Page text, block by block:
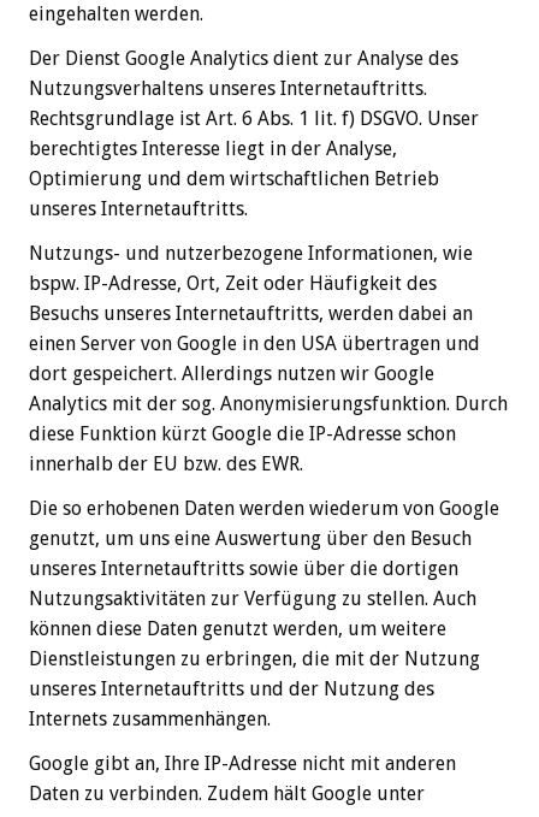
eingehalten werden.
Der Dienst Google Analytics dient zur Analyse des
Nutzungsverhaltens unseres Internetauftritts.
Rechtsgrundlage ist Art. 6 Abs. 1 lit. f) DSGVO. Unser
berechtigtes Interesse liegt in der Analyse,
Optimierung und dem wirtschaftlichen Betrieb
unseres Internetauftritts.
Nutzungs- und nutzerbezogene Informationen, wie
bspw. IP-Adresse, Ort, Zeit oder Häufigkeit des
Besuchs unseres Internetauftritts, werden dabei an
einen Server von Google in den USA übertragen und
dort gespeichert. Allerdings nutzen wir Google
Analytics mit der sog. Anonymisierungsfunktion. Durch
diese Funktion kürzt Google die IP-Adresse schon
innerhalb der EU bzw. des EWR.
Die so erhobenen Daten werden wiederum von Google
genutzt, um uns eine Auswertung über den Besuch
unseres Internetauftritts sowie über die dortigen
Nutzungsaktivitäten zur Verfügung zu stellen. Auch
können diese Daten genutzt werden, um weitere
Dienstleistungen zu erbringen, die mit der Nutzung
unseres Internetauftritts und der Nutzung des
Internets zusammenhängen.
Google gibt an, Ihre IP-Adresse nicht mit anderen
Daten zu verbinden. Zudem hält Google unter